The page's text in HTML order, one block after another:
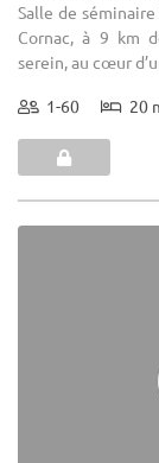
Salle de
Cornac, à 9 km
serein, au cœur
1-60 20